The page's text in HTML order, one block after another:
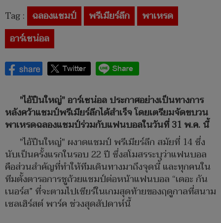
Tag : ฉลองแชมป์ พรีเมียร์ลีก
พาเหรด
อาร์เซน่อล
"ไอ้ปืนใหญ่" อาร์เซน่อล ประกาศอย่างเป็นทางการ
หลังคว้าแชมป์พรีเมียร์ลีกได้สำเร็จ โดยเตรียมจัดขบวน
พาเหรดฉลองแชมป์ร่วมกับแฟนบอลในวันที่ 31 พ.ค. นี้
"ไอ้ปืนใหญ่" ผงาดแชมป์ พรีเมียร์ลีก สมัยที่ 14 ซึ่ง
นับเป็นครั้งแรกในรอบ 22 ปี ซึ่งสโมสรระบุว่าแฟนบอล
คือส่วนสำคัญที่ทำให้ทีมเดินทางมาถึงจุดนี้ และทุกคนใน
ทีมตั้งตารอการชูถ้วยแชมป์ต่อหน้าแฟนบอล “เดอะ กัน
เนอร์ส” ที่จะตามไปเชียร์ในเกมสุดท้ายของฤดูกาลที่สนาม
เซลเฮิร์สต์ พาร์ค ช่วงสุดสัปดาห์นี้